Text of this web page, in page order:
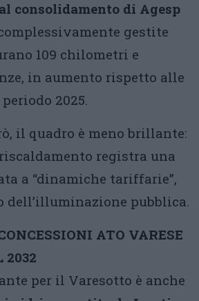
consolidamento di Agesp
gestite
109 chilometri e
in aumento rispetto alle
2025.
il quadro è meno brillante:
registra una
a “dinamiche tariffarie”,
dell’illuminazione pubblica.
ATO VARESE
2032
per il Varesotto è anche